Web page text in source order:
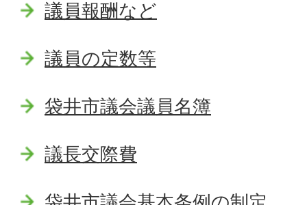
議員報酬など
議員の定数等
袋井市議会議員名簿
議長交際費